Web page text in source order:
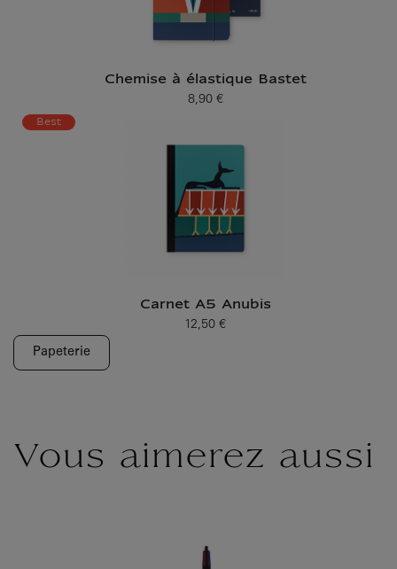
Chemise à élastique Bastet
Prix ​​actuel
8,90 €
Best
Carnet A5 Anubis
Prix ​​actuel
12,50 €
Papeterie
Vous aimerez aussi